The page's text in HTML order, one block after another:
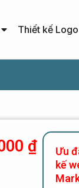
Open Quảng
Thiết kế Logo
₫
Ưu
kế